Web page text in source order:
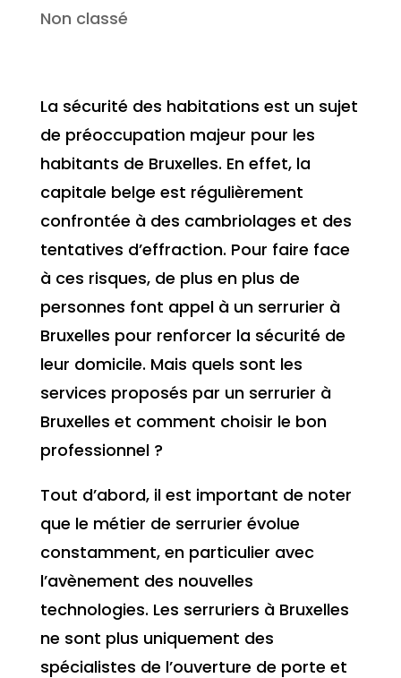
Non classé
La sécurité des habitations est un sujet
de préoccupation majeur pour les
habitants de Bruxelles. En effet, la
capitale belge est régulièrement
confrontée à des cambriolages et des
tentatives d’effraction. Pour faire face
à ces risques, de plus en plus de
personnes font appel à un serrurier à
Bruxelles pour renforcer la sécurité de
leur domicile. Mais quels sont les
services proposés par un serrurier à
Bruxelles et comment choisir le bon
professionnel ?
Tout d’abord, il est important de noter
que le métier de serrurier évolue
constamment, en particulier avec
l’avènement des nouvelles
technologies. Les serruriers à Bruxelles
ne sont plus uniquement des
spécialistes de l’ouverture de porte et